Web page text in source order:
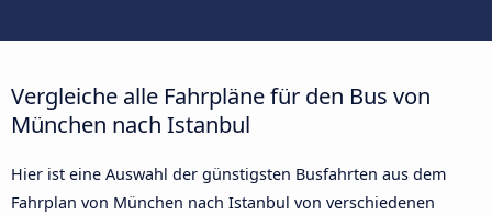
Vergleiche alle Fahrpläne für den Bus von
München nach Istanbul
Hier ist eine Auswahl der günstigsten Busfahrten aus dem
Fahrplan von München nach Istanbul von verschiedenen